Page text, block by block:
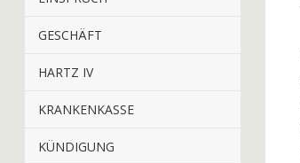
GESCHÄFT
HARTZ IV
KRANKENKASSE
KÜNDIGUNG